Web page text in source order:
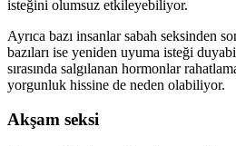
isteğini olumsuz etkileyebiliyor.
Ayrıca bazı insanlar sabah seksinden
bazıları ise yeniden uyuma isteği
sırasında salgılanan hormonlar
yorgunluk hissine de neden olabiliyor.
Akşam seksi